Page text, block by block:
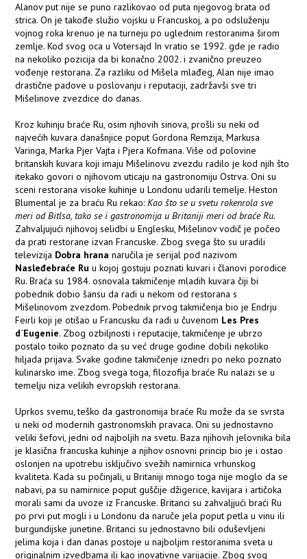
Alanov put nije se puno razlikovao od puta njegovog brata od
strica. On je takođe služio vojsku u Francuskoj, a po odsluženju
vojnog roka krenuo je na turneju po uglednim restoranima širom
zemlje. Kod svog oca u Votersajd In vratio se 1992. gde je radio
na nekoliko pozicija da bi konačno 2002. i zvanično preuzeo
vođenje restorana. Za razliku od Mišela mlađeg, Alan nije imao
drastične padove u poslovanju i reputaciji, zadržavši sve tri
Mišelinove zvezdice do danas.
Kroz kuhinju braće Ru, osim njhovih sinova, prošli su neki od
najvećih kuvara današnjice poput Gordona Remzija, Markusa
Varinga, Marka Pjer Vajta i Pjera Kofmana. Više od polovine
britanskih kuvara koji imaju Mišelinovu zvezdu radilo je kod njih što
itekako govori o njihovom uticaju na gastronomiju Ostrva. Oni su
sceni restorana visoke kuhinje u Londonu udarili temelje. Heston
Blumental je za braću Ru rekao:Kao što se u svetu rokenrola sve
meri od Bitlsa, tako se i gastronomija u Britaniji meri od braće Ru.
Zahvaljujući njihovoj selidbi u Englesku, Mišelinov vodič je počeo
da prati restorane izvan Francuske. Zbog svega što su uradili
televizija Dobra hrana naručila je serijal pod nazivom
Nasleđebraće Ruu kojoj gostuju poznati kuvari i članovi porodice
Ru. Braća su 1984. osnovala takmičenje mladih kuvara čiji bi
pobednik dobio šansu da radi u nekom od restorana s
Mišelinovom zvezdom. Pobednik prvog takmičenja bio je Endrju
Feirli koji je otišao u Francusku da radi u čuvenom Les Pres
d`Eugenie. Zbog ozbiljnosti i reputacije, takmičenje je ubrzo
postalo toiko poznato da su već druge godine dobili nekoliko
hiljada prijava. Svake godine takmičenje iznedri po neko poznato
kulinarsko ime. Zbog svega toga, filozofija braće Ru nalazi se u
temelju niza velikih evropskih restorana.
Uprkos svemu, teško da gastronomija braće Ru može da se svrsta
u neki od modernih gastronomskih pravaca. Oni su jednostavno
veliki šefovi, jedni od najboljih na svetu. Baza njihovih jelovnika bila
je klasična francuska kuhinje a njihov osnovni princip bio je i ostao
oslonjen na upotrebu isključivo svežih namirnica vrhunskog
kvaliteta. Kada su počinjali, u Britaniji mnogo toga nije moglo da se
nabavi, pa su namirnice poput guščije džigerice, kavijara i artičoka
morali sami da uvoze iz Francuske. Britanci su zahvaljjući braći Ru
po prvi put mogli i u Londonu da naruče jela poput petla u vinu ili
burgundijske junetine. Britanci su jednostavno bili oduševljeni
jelima koja i dan danas postoje u najboljim restoranima sveta u
originalnim izvedbama ili kao inovativne varijacije. Zbog svog